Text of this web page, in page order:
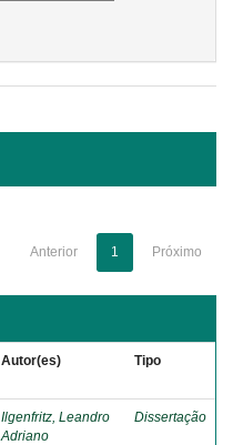
Anterior 1 Próximo
Autor(es) Tipo
Ilgenfritz, Leandro
Adriano
Dissertação